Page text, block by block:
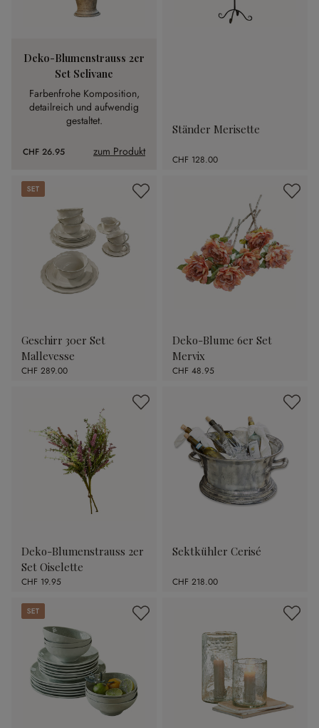
Deko-Blumenstrauss 2er
Set Selivane
Farbenfrohe Komposition,
detailreich und aufwendig
gestaltet.
CHF 26.95 zum Produkt
Ständer Merisette
CHF 128.00
Set
Geschirr 30er Set
Mallevesse
CHF 289.00
Deko-Blume 6er Set
Mervix
CHF 48.95
Deko-Blumenstrauss 2er
Set Oiselette
CHF 19.95
Sektkühler Cerisé
CHF 218.00
Set